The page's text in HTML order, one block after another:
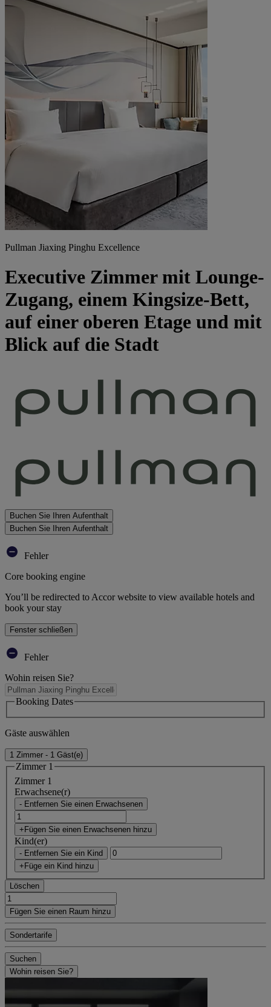
Pullman Jiaxing Pinghu Excellence
Executive Zimmer mit Lounge-
Zugang, einem Kingsize-Bett,
auf einer oberen Etage und mit
Blick auf die Stadt
Buchen Sie Ihren Aufenthalt
Buchen Sie Ihren Aufenthalt
Fehler
Core booking engine
You’ll be redirected to Accor website to view available hotels and
book your stay
Fenster schließen
Fehler
Wohin reisen Sie?
Booking Dates
Gäste auswählen
1 Zimmer - 1 Gäst(e)
Zimmer 1
Zimmer 1
Erwachsene(r)
- Entfernen Sie einen Erwachsenen
+Fügen Sie einen Erwachsenen hinzu
Kind(er)
- Entfernen Sie ein Kind
+Füge ein Kind hinzu
Löschen
Fügen Sie einen Raum hinzu
Sondertarife
Suchen
Wohin reisen Sie?